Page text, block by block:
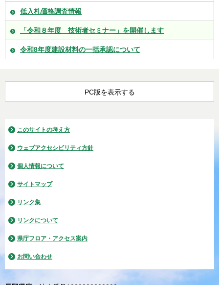
低入札価格調査情報
「令和８年度 技術者セミナー」を開催します
令和8年度建設材料の一括承認について
PC版を表示する
このサイトの考え方
ウェブアクセシビリティ方針
個人情報について
サイトマップ
リンク集
リンクについて
県庁フロア・アクセス案内
お問い合わせ